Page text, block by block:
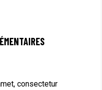
consectetur